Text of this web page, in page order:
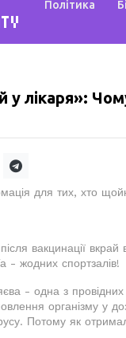
TV
Політика
у лікаря»:
для тих, хто
вакцинації
- жодних спортзалів!
- одна з провідних
організму у
Потому як